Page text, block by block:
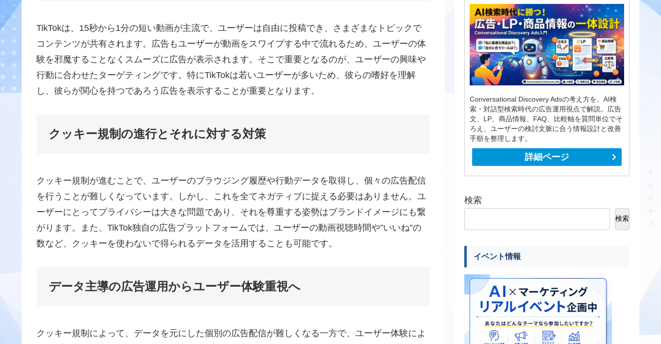
TikTokは、15秒から1分の短い動画が主流で、ユーザーは自由に投稿でき、さまざまなトピックで
コンテンツが共有されます。広告もユーザーが動画をスワイプする中で流れるため、ユーザーの体
験を邪魔することなくスムーズに広告が表示されます。そこで重要となるのが、ユーザーの興味や
行動に合わせたターゲティングです。特にTikTokは若いユーザーが多いため、彼らの嗜好を理解
し、彼らが関心を持つであろう広告を表示することが重要となります。
クッキー規制の進行とそれに対する対策
クッキー規制が進むことで、ユーザーのブラウジング履歴や行動データを取得し、個々の広告配信
を行うことが難しくなっています。しかし、これを全てネガティブに捉える必要はありません。ユ
ーザーにとってプライバシーは大きな問題であり、それを尊重する姿勢はブランドイメージにも繋
がります。また、TikTok独自の広告プラットフォームでは、ユーザーの動画視聴時間や”いいね”の
数など、クッキーを使わないで得られるデータを活用することも可能です。
データ主導の広告運用からユーザー体験重視へ
クッキー規制によって、データを元にした個別の広告配信が難しくなる一方で、ユーザー体験によ
Conversational Discovery Adsの考え方を、AI検
索・対話型検索時代の広告運用視点で解説。広告
文、LP、商品情報、FAQ、比較軸を質問単位でそ
ろえ、ユーザーの検討文脈に合う情報設計と改善
手順を整理します。
詳細ページ
検索
検索
イベント情報